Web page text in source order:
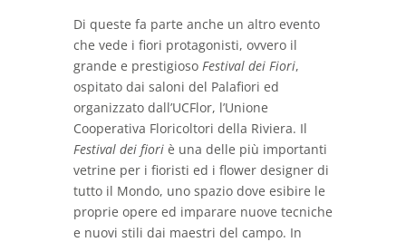
Di queste fa parte anche un altro evento
che vede i fiori protagonisti, ovvero il
grande e prestigioso Festival dei Fiori,
ospitato dai saloni del Palafiori ed
organizzato dall’UCFlor, l’Unione
Cooperativa Floricoltori della Riviera. Il
Festival dei fioriè una delle più importanti
vetrine per i fioristi ed i flower designer di
tutto il Mondo, uno spazio dove esibire le
proprie opere ed imparare nuove tecniche
e nuovi stili dai maestri del campo. In